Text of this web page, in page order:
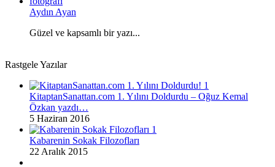
Aydın Ayan
Güzel ve kapsamlı bir yazı...
Rastgele Yazılar
KitaptanSanattan.com 1. Yılını Doldurdu – Oğuz Kemal
Özkan yazdı…
5 Haziran 2016
Kabarenin Sokak Filozofları
22 Aralık 2015